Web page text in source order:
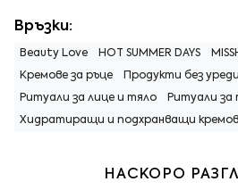
Връзки:
Beauty Love HOT SUMMER DAYS
Кремове за ръце Продукти без уреди
Ритуали за лице и тяло Ритуали за
Хидратиращи и подхранващи
НАСКОРО